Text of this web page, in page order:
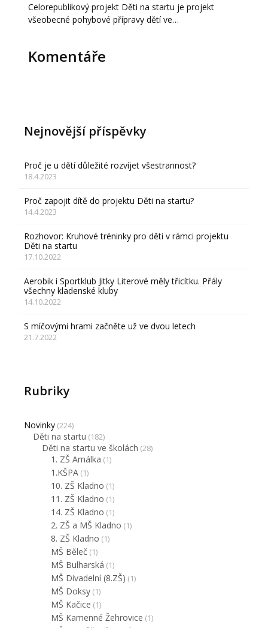
Celorepublikový projekt Děti na startu je projekt
všeobecné pohybové přípravy dětí ve…
Komentáře
Nejnovější příspěvky
Proč je u dětí důležité rozvíjet všestrannost?
18.4.2023
Proč zapojit dítě do projektu Děti na startu?
14.4.2023
Rozhovor: Kruhové tréninky pro děti v rámci projektu
Děti na startu
17.10.2022
Aerobik i Sportklub Jitky Literové měly třicítku. Přály
všechny kladenské kluby
14.10.2022
S míčovými hrami začněte už ve dvou letech
21.7.2022
Rubriky
Novinky (224)
Děti na startu (182)
Děti na startu ve školách (28)
1. ZŠ Amálka (1)
1.KŠPA (1)
10. ZŠ Kladno (1)
11. ZŠ Kladno (1)
14. ZŠ Kladno (1)
2. ZŠ a MŠ Kladno (1)
8. ZŠ Kladno (1)
MŠ Běleč (1)
MŠ Bulharská (1)
MŠ Divadelní (8.ZŠ) (1)
MŠ Doksy (1)
MŠ Kačice (1)
MŠ Kamenné Žehrovice (1)